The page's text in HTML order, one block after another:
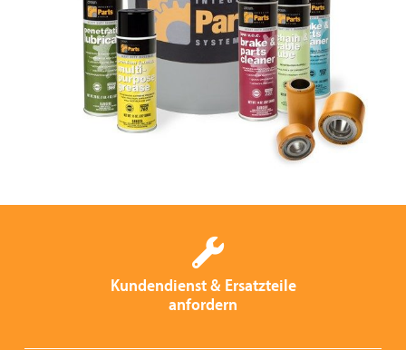
Kundendienst & Ersatzteile
anfordern